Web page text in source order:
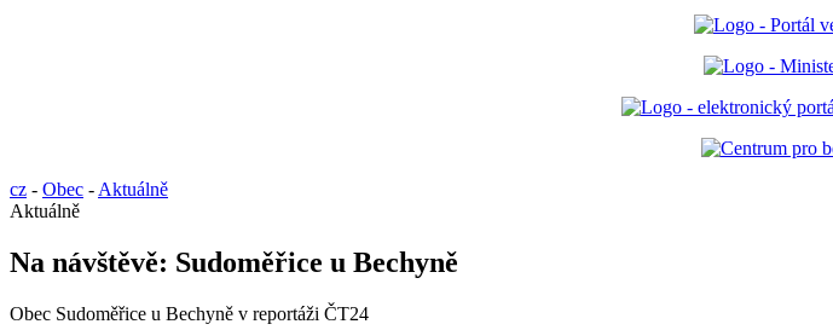
cz - Obec - Aktuálně
Aktuálně
Na návštěvě: Sudoměřice u Bechyně
Obec Sudoměřice u Bechyně v reportáži ČT24